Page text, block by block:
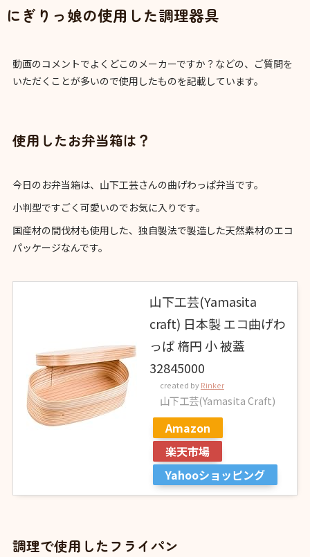
にぎりっ娘の使用した調理器具
動画のコメントでよくどこのメーカーですか？などの、ご質問を
いただくことが多いので使用したものを記載しています。
使用したお弁当箱は？
今日のお弁当箱は、山下工芸さんの曲げわっぱ弁当です。
小判型ですごく可愛いのでお気に入りです。
国産材の間伐材も使用した、独自製法で製造した天然素材のエコ
パッケージなんです。
山下工芸(Yamasita
craft) 日本製 エコ曲げわ
っぱ 楕円 小 被蓋
32845000
created by Rinker
山下工芸(Yamasita Craft)
Amazon
楽天市場
Yahooショッピング
調理で使用したフライパン